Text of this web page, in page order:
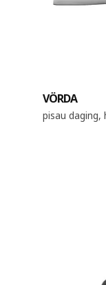
VÖRDA
pisau daging,